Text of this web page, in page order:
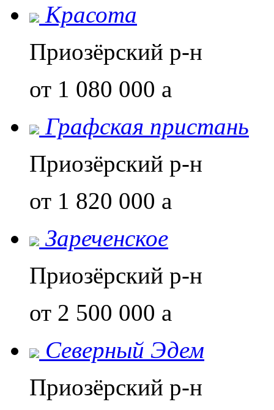
Красота
Приозёрский р-н
от 1 080 000 a
Графская пристань
Приозёрский р-н
от 1 820 000 a
Зареченское
Приозёрский р-н
от 2 500 000 a
Северный Эдем
Приозёрский р-н